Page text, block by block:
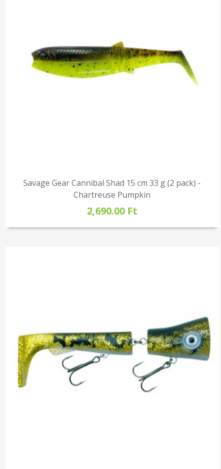
Savage Gear Cannibal Shad 15 cm 33 g (2 pack) -
Chartreuse Pumpkin
2,690.00 Ft